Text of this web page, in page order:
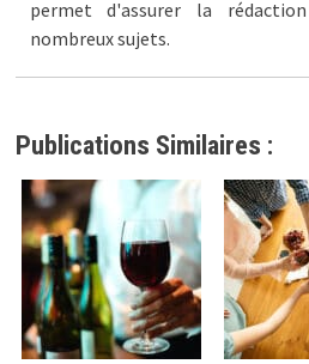
permet d'assurer la
nombreux sujets.
Publications Similaires :